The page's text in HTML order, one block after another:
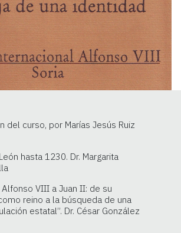
del curso, por Marías Jesús Ruiz
hasta 1230. Dr. Margarita
VIII a Juan II: de su
reino a la búsqueda de una
estatal”. Dr. César González